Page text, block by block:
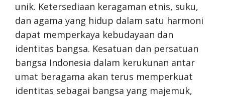
unik. Ketersediaan keragaman etnis, suku,
dan agama yang hidup dalam satu harmoni
dapat memperkaya kebudayaan dan
identitas bangsa. Kesatuan dan persatuan
bangsa Indonesia dalam kerukunan antar
umat beragama akan terus memperkuat
identitas sebagai bangsa yang majemuk,